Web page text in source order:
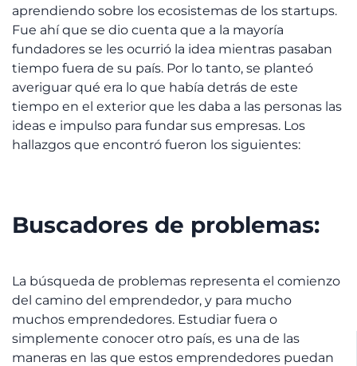
aprendiendo sobre los ecosistemas de los startups.
Fue ahí que se dio cuenta que a la mayoría
fundadores se les ocurrió la idea mientras pasaban
tiempo fuera de su país. Por lo tanto, se planteó
averiguar qué era lo que había detrás de este
tiempo en el exterior que les daba a las personas las
ideas e impulso para fundar sus empresas. Los
hallazgos que encontró fueron los siguientes:
Buscadores de problemas:
La búsqueda de problemas representa el comienzo
del camino del emprendedor, y para mucho
muchos emprendedores. Estudiar fuera o
simplemente conocer otro país, es una de las
maneras en las que estos emprendedores puedan